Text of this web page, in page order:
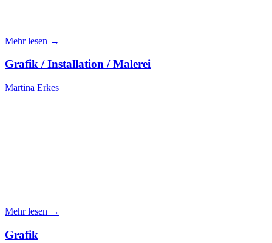
Mehr lesen →
Grafik / Installation / Malerei
Martina Erkes
Mehr lesen →
Grafik